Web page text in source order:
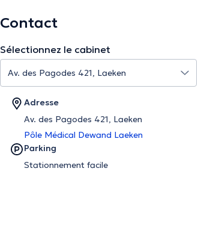
Contact
Sélectionnez le cabinet
Adresse
Av. des Pagodes 421, Laeken
Pôle Médical Dewand Laeken
Parking
Stationnement facile